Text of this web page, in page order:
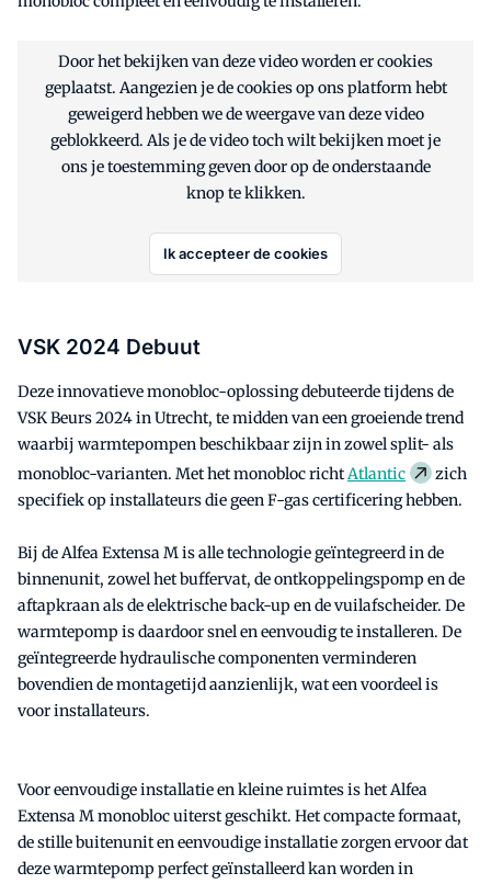
Door het bekijken van deze video worden er cookies
geplaatst. Aangezien je de cookies op ons platform hebt
geweigerd hebben we de weergave van deze video
geblokkeerd. Als je de video toch wilt bekijken moet je
ons je toestemming geven door op de onderstaande
knop te klikken.
Ik accepteer de cookies
VSK 2024 Debuut
Deze innovatieve monobloc-oplossing debuteerde tijdens de
VSK Beurs 2024 in Utrecht, te midden van een groeiende trend
waarbij warmtepompen beschikbaar zijn in zowel split- als
monobloc-varianten. Met het monobloc richtAtlantic
zich
specifiek op installateurs die geen F-gas certificering hebben.
Bij de Alfea Extensa M is alle technologie geïntegreerd in de
binnenunit, zowel het buffervat, de ontkoppelingspomp en de
aftapkraan als de elektrische back-up en de vuilafscheider. De
warmtepomp is daardoor snel en eenvoudig te installeren. De
geïntegreerde hydraulische componenten verminderen
bovendien de montagetijd aanzienlijk, wat een voordeel is
voor installateurs.
Voor eenvoudige installatie en kleine ruimtes is het Alfea
Extensa M monobloc uiterst geschikt. Het compacte formaat,
de stille buitenunit en eenvoudige installatie zorgen ervoor dat
deze warmtepomp perfect geïnstalleerd kan worden in